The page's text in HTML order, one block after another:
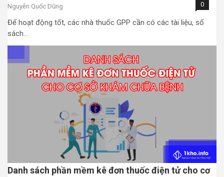
Nguyễn Quốc Dũng 0
Để hoạt động tốt, các nhà thuốc GPP cần có các tài liệu, sổ
sách…
Danh sách phần mềm kê đơn thuốc điện tử cho cơ